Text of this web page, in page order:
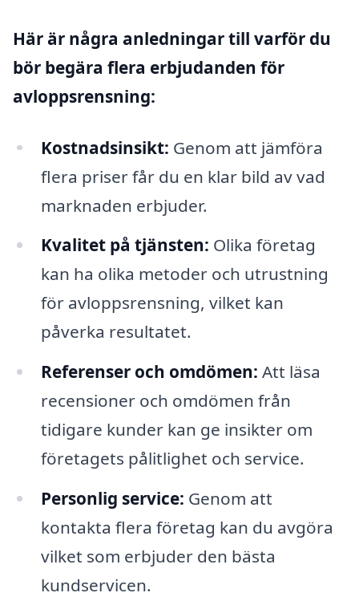
Här är några anledningar till varför du
bör begära flera erbjudanden för
avloppsrensning:
Kostnadsinsikt: Genom att jämföra
flera priser får du en klar bild av vad
marknaden erbjuder.
Kvalitet på tjänsten: Olika företag
kan ha olika metoder och utrustning
för avloppsrensning, vilket kan
påverka resultatet.
Referenser och omdömen: Att läsa
recensioner och omdömen från
tidigare kunder kan ge insikter om
företagets pålitlighet och service.
Personlig service: Genom att
kontakta flera företag kan du avgöra
vilket som erbjuder den bästa
kundservicen.